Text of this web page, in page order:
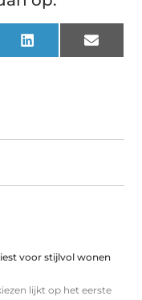
LinkedIn Email
voor stijlvol wonen
lijkt op het eerste